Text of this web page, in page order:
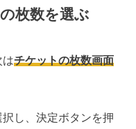
枚数を選ぶ
はチケットの枚数画面
し、決定ボタンを押